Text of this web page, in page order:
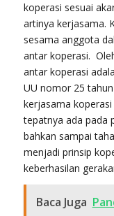
koperasi sesuai
artinya kerjasama.
sesama anggota
antar koperasi.
antar koperasi
UU nomor 25
kerjasama
tepatnya ada pada
bahkan sampai
menjadi prinsip
keberhasilan
Baca Juga